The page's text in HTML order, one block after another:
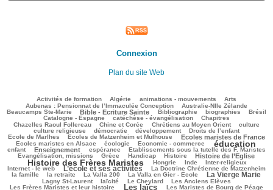
Connexion
Plan du site Web
Activités de formation Algérie animations - mouvements Arts
Aubenas : Pensionnat de l’Immaculée Conception
42/2273 Australie-Nlle Zélande
72/2273
Beaucamps Ste-Marie
580/2273 Bible - Ecriture Sainte
35/2273 Bibliographie
413/2273 biographies
133/2273 Brésil
478/2273
Catalogne - Espagne
catéchèse - évangélisation Chapitres
Chazelles Raoul Follereau
78/2273 Chine et Corée
159/2273 Chrétiens au Moyen Orient
391/2273 culture
34/2273
culture religieuse
démocratie développement Droits de l’enfant
Ecole de Marlhes
174/2273 Ecoles de Matzenheim et Mulhouse
657/2273 Ecoles maristes de France
191/2273
Ecoles maristes en Alsace
453/2273 écologie
84/2273 Economie - commerce
1290/2273 éducation
180/2273
enfant
609/2273 Enseignement
213/2273 espérance
60/2273 Etablissements sous la tutelle des F. Maristes
160/2273
Evangélisation, missions
389/2273 Grèce
76/2273 Handicap
179/2273 Histoire
534/2273 Histoire de l’Eglise
1407/2273
Histoire des Frères Maristes Hongrie Inde Inter-religieux
170/2273
Internet - le web
884/2273 L’école et ses activités
60/2273 La Doctrine Chrétienne de Matzenheim
355/2273
la famille
100/2273 la retraite
38/2273 La Valla 200
67/2273 La Valla en Gier - Ecole
824/2273 La Vierge Marie
301/2273
Lagny St-Laurent
laïcité Le Cheylard Les Anciens Elèves
Les Frères Maristes et leur histoire
1019/2273 Les laïcs
465/2273 Les Maristes de Bourg de Péage
250/2273